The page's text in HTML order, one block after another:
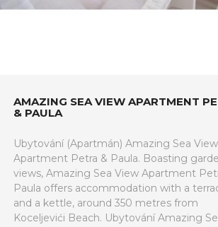
AMAZING SEA VIEW APARTMENT
& PAULA
Ubytování (Apartmán) Amazing Sea View
Apartment Petra & Paula. Boasting
views, Amazing Sea View Apartment
Paula offers accommodation with a
and a kettle, around 350 metres from
Koceljevići Beach. Ubytování Amazing